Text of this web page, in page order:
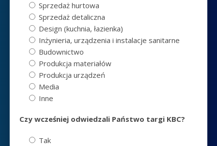
Sprzedaż hurtowa
Sprzedaż detaliczna
Design (kuchnia, łazienka)
Inżynieria, urządzenia i instalacje sanitarne
Budownictwo
Produkcja materiałów
Produkcja urządzeń
Media
Inne
Czy wcześniej odwiedzali Państwo targi KBC?
Tak